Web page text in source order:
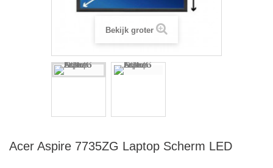
Bekijk groter
Acer Aspire 7735ZG Laptop Scherm LED